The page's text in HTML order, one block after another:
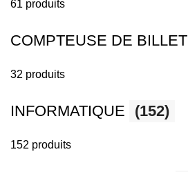
61 produits
COMPTEUSE DE BILLET
32 produits
INFORMATIQUE (152)
152 produits